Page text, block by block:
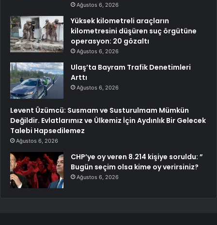
Ağustos 6, 2026
Yüksek kilometreli araçların
kilometresini düşüren suç örgütüne
operasyon: 20 gözaltı
Ağustos 6, 2026
Ulaş’ta Bayram Trafik Denetimleri
Arttı
Ağustos 6, 2026
Levent Üzümcü: Susmam ve Susturulmam Mümkün
Değildir. Evlatlarımız ve Ülkemiz İçin Aydınlık Bir Gelecek
Talebi Hapsedilemez
Ağustos 6, 2026
CHP’ye oy veren 8.214 kişiye soruldu: ”
Bugün seçim olsa kime oy verirsiniz?
Ağustos 6, 2026